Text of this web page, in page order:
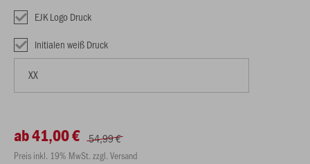
EJK Logo Druck
Initialen weiß Druck
ab 41,00 € 54,99 €
Preis inkl. 19% MwSt. zzgl. Versand